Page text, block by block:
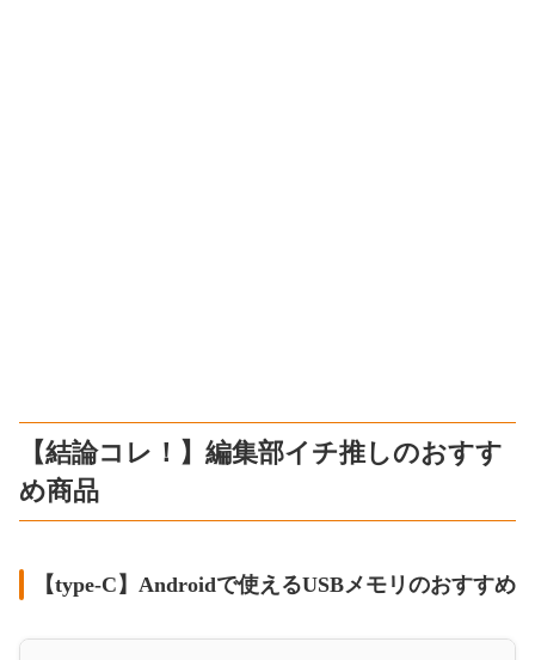
【結論コレ！】編集部イチ推しのおすす
め商品
【type-C】Androidで使えるUSBメモリのおすすめ